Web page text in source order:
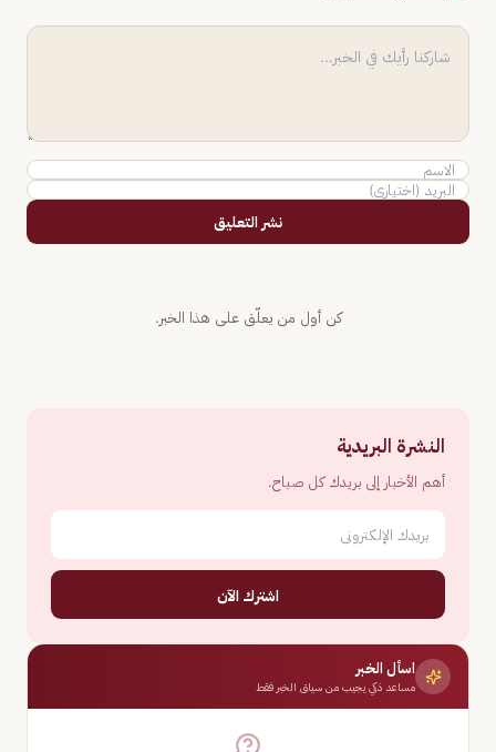
نشر التعليق
كن أول من يعلّق على هذا الخبر.
النشرة البريدية
أهم الأخبار إلى بريدك كل صباح.
اشترك الآن
اسأل الخبر
مساعد ذكي يجيب من سياق الخبر فقط